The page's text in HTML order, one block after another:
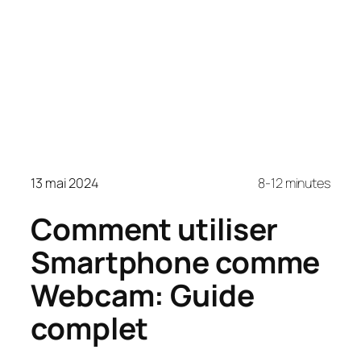
13 mai 2024 8-12 minutes
Comment utiliser
Smartphone comme
Webcam: Guide
complet